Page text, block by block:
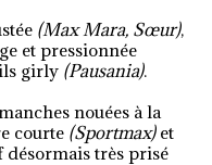
(Max Mara, Sœur),
et pressionnée
girly (Pausania).
nouées à la
courte (Sportmax)et
désormais très prisé